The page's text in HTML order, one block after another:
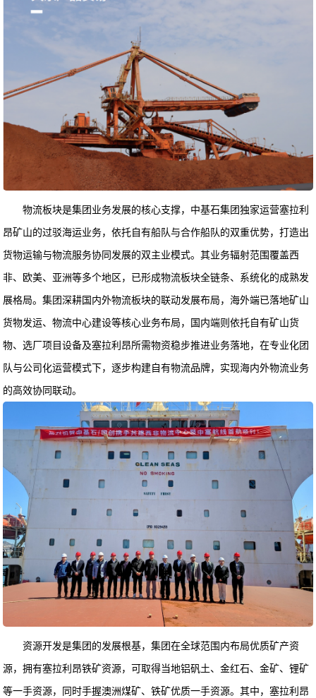
物流板块是集团业务发展的核心支撑，中基石集团独家运营塞拉利
昂矿山的过驳海运业务，依托自有船队与合作船队的双重优势，打造出
货物运输与物流服务协同发展的双主业模式。其业务辐射范围覆盖西
非、欧美、亚洲等多个地区，已形成物流板块全链条、系统化的成熟发
展格局。集团深耕国内外物流板块的联动发展布局，海外端已落地矿山
货物发运、物流中心建设等核心业务布局，国内端则依托自有矿山货
物、选厂项目设备及塞拉利昂所需物资稳步推进业务落地，在专业化团
队与公司化运营模式下，逐步构建自有物流品牌，实现海内外物流业务
的高效协同联动。
资源开发是集团的发展根基，集团在全球范围内布局优质矿产资
源，拥有塞拉利昂铁矿资源，可取得当地铝矾土、金红石、金矿、锂矿
等一手资源，同时手握澳洲煤矿、铁矿优质一手资源。其中，塞拉利昂